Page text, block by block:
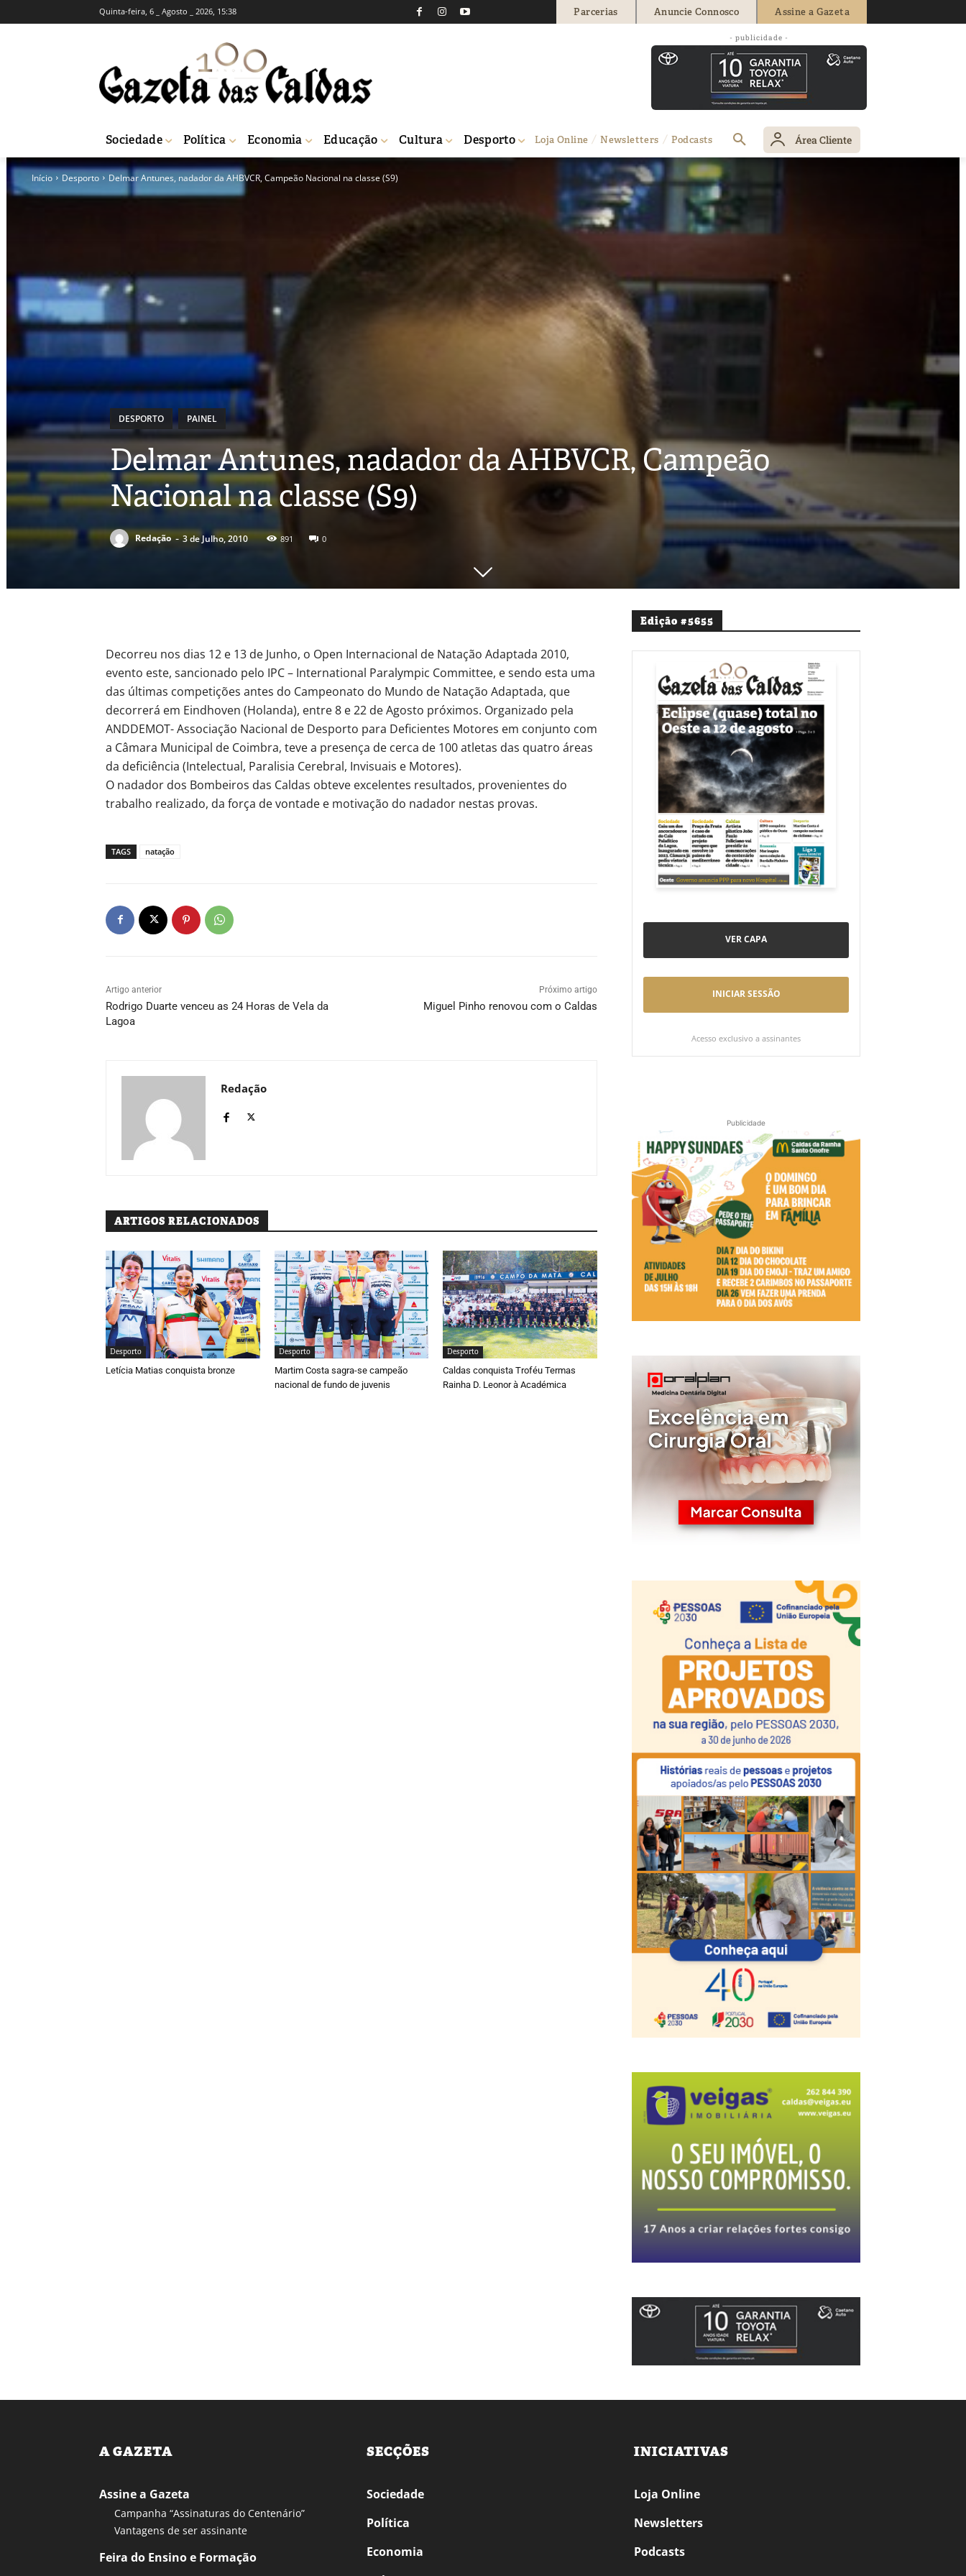
Quinta-feira, 6 _ Agosto _ 2026, 15:38 Parcerias Anuncie Connosco Assine a Gazeta
- publicidade -
Sociedade Política Economia Educação Cultura Desporto Loja Online Newsletters Podcasts Área Cliente
Início Desporto Delmar Antunes, nadador da AHBVCR, Campeão Nacional na classe (S9)
DESPORTO PAINEL
Delmar Antunes, nadador da AHBVCR, Campeão
Nacional na classe (S9)
Redação - 3 de Julho, 2010 891 0
Decorreu nos dias 12 e 13 de Junho, o Open Internacional de Natação Adaptada 2010,
evento este, sancionado pelo IPC – International Paralympic Committee, e sendo esta uma
das últimas competições antes do Campeonato do Mundo de Natação Adaptada, que
decorrerá em Eindhoven (Holanda), entre 8 e 22 de Agosto próximos. Organizado pela
ANDDEMOT- Associação Nacional de Desporto para Deficientes Motores em conjunto com
a Câmara Municipal de Coimbra, teve a presença de cerca de 100 atletas das quatro áreas
da deficiência (Intelectual, Paralisia Cerebral, Invisuais e Motores).
O nadador dos Bombeiros das Caldas obteve excelentes resultados, provenientes do
trabalho realizado, da força de vontade e motivação do nadador nestas provas.
TAGS natação
Artigo anterior
Rodrigo Duarte venceu as 24 Horas de Vela da
Lagoa
Próximo artigo
Miguel Pinho renovou com o Caldas
Redação
ARTIGOS RELACIONADOS
Desporto
Letícia Matias conquista bronze
Desporto
Martim Costa sagra-se campeão
nacional de fundo de juvenis
Desporto
Caldas conquista Troféu Termas
Rainha D. Leonor à Académica
Edição #5655
VER CAPA
INICIAR SESSÃO
Acesso exclusivo a assinantes
Publicidade
A GAZETA
Assine a Gazeta
Campanha “Assinaturas do Centenário”
Vantagens de ser assinante
Feira do Ensino e Formação
SECÇÕES
Sociedade
Política
Economia
INICIATIVAS
Loja Online
Newsletters
Podcasts